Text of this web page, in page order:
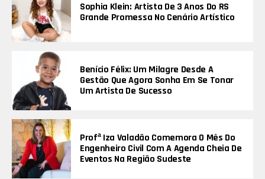
Sophia Klein: Artista De 3 Anos Do RS
Grande Promessa No Cenário Artístico
Benício Félix: Um Milagre Desde A
Gestão Que Agora Sonha Em Se Tonar
Um Artista De Sucesso
Profª Iza Valadão Comemora O Mês Do
Engenheiro Civil Com A Agenda Cheia De
Eventos Na Região Sudeste